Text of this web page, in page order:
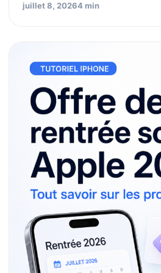
juillet 8, 20264 min